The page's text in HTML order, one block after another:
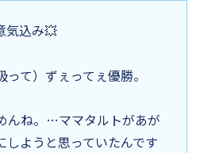
気込み💥
て）ずぇってぇ優勝。
んね。…ママタルトがあが
しようと思っていたんです